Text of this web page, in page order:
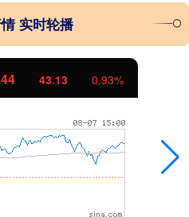
实时轮播
北证50 1134.24